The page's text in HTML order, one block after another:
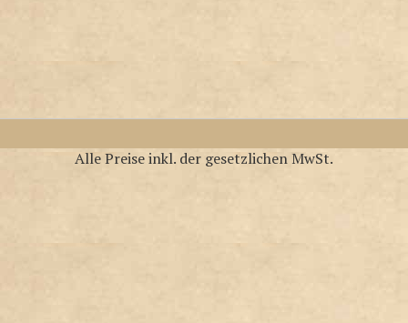
Alle Preise inkl. der gesetzlichen MwSt.